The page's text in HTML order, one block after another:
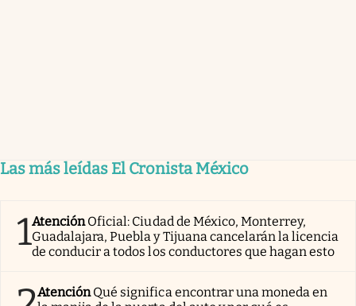
Las más leídas El Cronista México
1AtenciónOficial: Ciudad de México, Monterrey,
Guadalajara, Puebla y Tijuana cancelarán la licencia
de conducir a todos los conductores que hagan esto
AtenciónQué significa encontrar una moneda en